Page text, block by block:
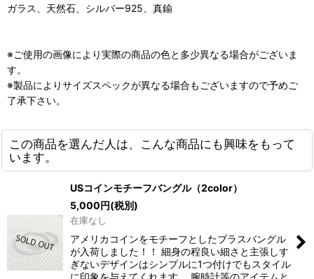
ガラス、天然石、シルバー925、真鍮
※ご使用の画像により実際の商品の色と多少異なる場合がございま
す。
※製品によりサイズスペックが異なる場合もございますので予めご
了承下さい。
この商品を選んだ人は、こんな商品にも興味をもって
います。
USコインモチーフバングル（2color）
5,000円(税別)
在庫なし
アメリカコインをモチーフとしたブラスバングル
が入荷しました！！ 細身の程良い細さと主張しす
ぎないデザインはシンプルに1つ付けでもスタイル
に印象を与えてくれます。 腕時計等のアイテムと